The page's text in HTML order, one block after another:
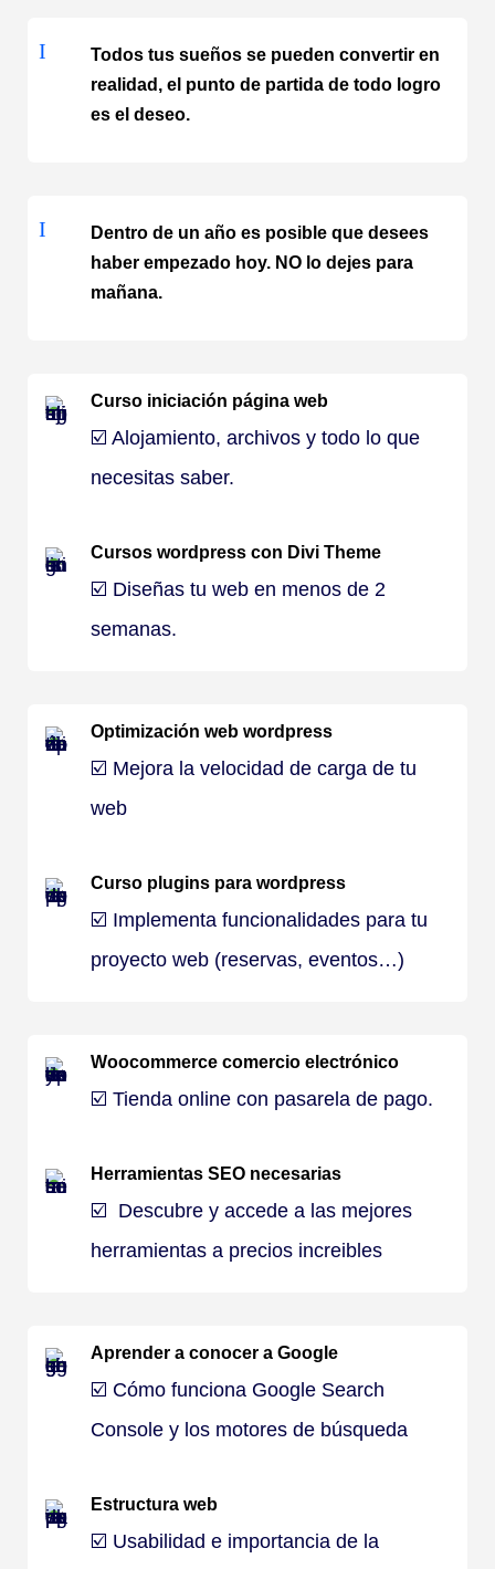
I
Todos tus sueños se pueden convertir en
realidad, el punto de partida de todo logro
es el deseo.
I
Dentro de un año es posible que desees
haber empezado hoy. NO lo dejes para
mañana.
Curso iniciación página web
☑️ Alojamiento, archivos y todo lo que
necesitas saber.
Cursos wordpress con Divi Theme
☑️ Diseñas tu web en menos de 2
semanas.
Optimización web wordpress
☑️ Mejora la velocidad de carga de tu
web
Curso plugins para wordpress
☑️ Implementa funcionalidades para tu
proyecto web (reservas, eventos…)
Woocommerce comercio electrónico
☑️ Tienda online con pasarela de pago.
Herramientas SEO necesarias
☑️
Descubre y accede a las mejores
herramientas a precios increibles
Aprender a conocer a Google
☑️ Cómo funciona Google Search
Console y los motores de búsqueda
Estructura web
☑️ Usabilidad e importancia de la